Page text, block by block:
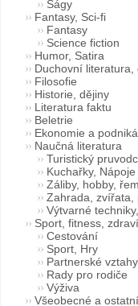
Ságy
Fantasy, Sci-fi
Fantasy
Science fiction
Humor, Satira
Duchovní literatura,
Filosofie
Historie, dějiny
Literatura faktu
Beletrie
Ekonomie a
Naučná literatura
Turistický
Kuchařky, Nápoje
Záliby, hobby,
Zahrada, zvířata,
Výtvarné
Sport, fitness,
Cestování
Sport, Hry
Partnerské
Rady pro rodiče
Výživa
Všeobecné a ostatní